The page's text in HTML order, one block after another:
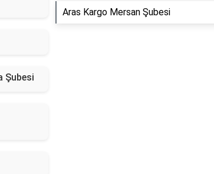
Şubesi
Aras Kargo Mersan Şubesi